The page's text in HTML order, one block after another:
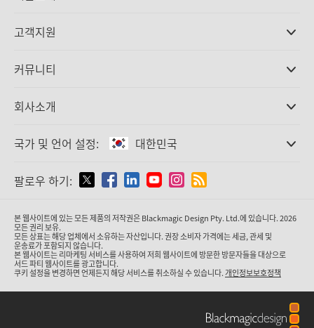
DaVinci Resolve와 Fusion 소프트웨어
Ultimatte
캡쳐 및 재생
표준 변환
네트워크 스토리지
라우팅 및 분배
스트리밍·인코딩
고객지원
고객지원 센터
커뮤니티
회사소개
회사 소개
미디어
국가 및 언어 설정: 대한민국
국가 및 언어를 설정하세요
Australia
Austria
팔로우 하기:
본 웹사이트에 있는 모든 제품의 저작권은 Blackmagic Design Pty. Ltd.에 있습니다. 2026
모든 권리 보유.
모든 상표는 해당 업체에서 소유하는 자산입니다. 권장 소비자 가격에는 세금, 관세 및
운송료가 포함되지 않습니다.
본 웹사이트는 리마케팅 서비스를 사용하여 저희 웹사이트에 방문한 방문자들을 대상으로
서드 파티 웹사이트를 광고합니다.
쿠키 설정을 변경하면 언제든지 해당 서비스를 취소하실 수 있습니다.개인정보보호정책